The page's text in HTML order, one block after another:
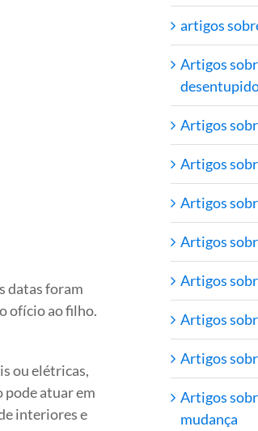
datas foram
ofício ao filho.
ou elétricas,
pode atuar em
interiores e
artigos
Artigos
Artigos
Artigos
Artigos
Artigos
Artigos
Artigos
Artigos
Artigos
mudança